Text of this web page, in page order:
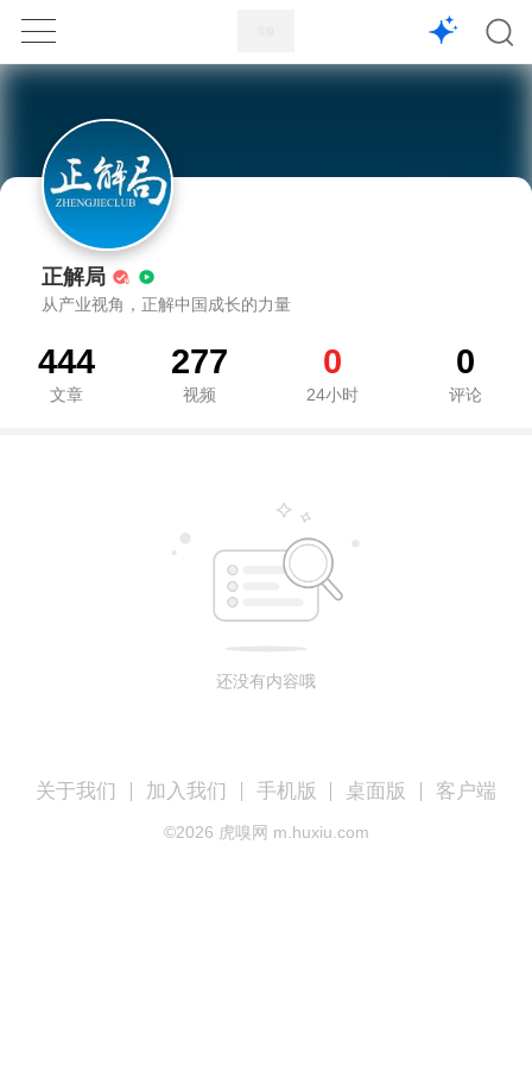
1X
正解局
从产业视角，正解中国成长的力量
444
文章
277
视频
0
24小时
0
评论
还没有内容哦
关于我们 加入我们 手机版 桌面版 客户端
©2026 虎嗅网 m.huxiu.com